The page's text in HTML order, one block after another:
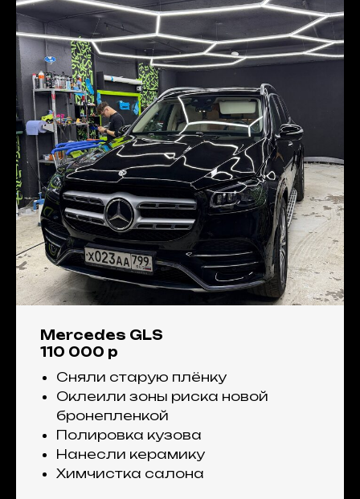
Mercedes GLS
110 000 р
Сняли старую плёнку
Оклеили зоны риска новой
бронепленкой
Полировка кузова
Нанесли керамику
Химчистка салона